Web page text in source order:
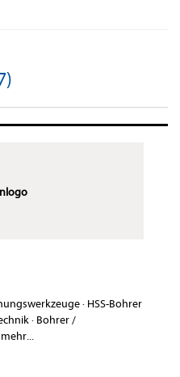
· HSS-Bohrer
· Bohrer /
mehr...